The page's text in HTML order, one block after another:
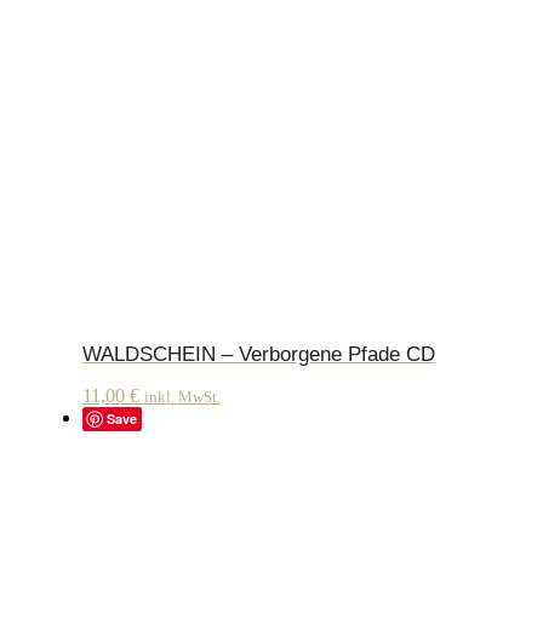
WALDSCHEIN – Verborgene Pfade CD
11,00 € inkl. MwSt.
Save